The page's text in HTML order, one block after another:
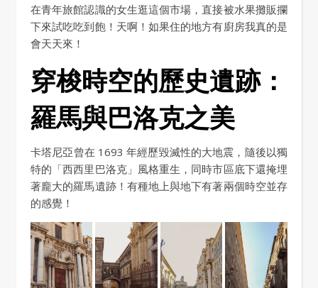
在青年旅館認識的女生逛這個市場，直接被水果攤販攔
下來試吃吃到飽！天啊！如果住的地方有廚房我真的是
會天天來！
穿梭時空的歷史遺跡：
羅馬與巴洛克之美
卡塔尼亞曾在 1693 年經歷毀滅性的大地震，隨後以獨
特的「西西里巴洛克」風格重生，同時市區底下還掩埋
著龐大的羅馬遺跡！有種地上與地下有著兩個時空並存
的感覺！